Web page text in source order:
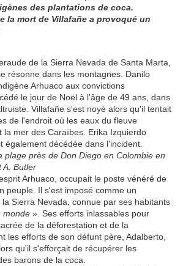
des plantations de coca.
la mort de Villafañe a provoqué un
de la Sierra Nevada de Santa Marta,
résonne dans les montagnes. Danilo
Arhuaco aux convictions
le jour de Noël à l'âge de 49 ans, dans
Villafañe s'est noyé alors qu'il tentait
de l'endroit où les eaux du fleuve
la mer des Caraïbes. Erika Izquierdo
également décédée dans l'incident.
plage près de Don Diego en Colombie en
A. Butler
Arhuaco, occupait le poste vénéré de
peuple. Il s'est imposé comme un
Sierra Nevada, connue par ses habitants
». Ses efforts inlassables pour
de la déforestation et de la
les efforts de son défunt père, Adalberto,
qu'il s'efforçait de récupérer les
barons de la coca.